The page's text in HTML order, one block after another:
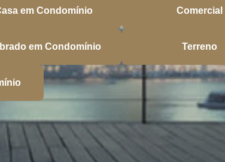
em Condomínio Comercial
em Condomínio Terreno